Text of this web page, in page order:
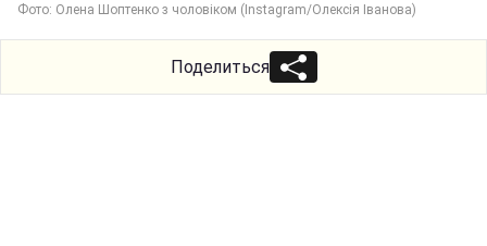
Фото: Олена Шоптенко з чоловіком (Instagram/Олексія Іванова)
Поделиться